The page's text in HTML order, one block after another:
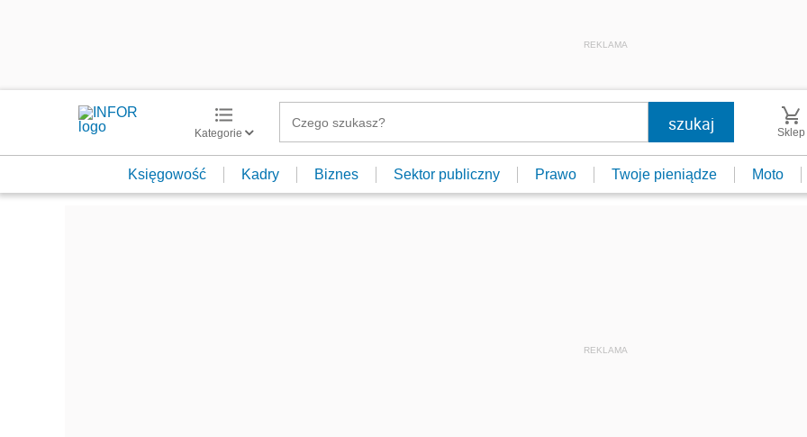
REKLAMA
Kategorie Sklep
Księgowość Kadry Biznes Sektor publiczny Prawo Twoje pieniądze Moto